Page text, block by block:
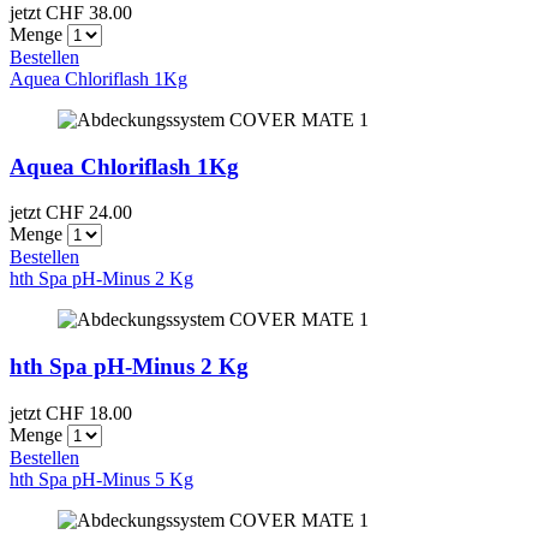
jetzt CHF 38.00
Menge
Bestellen
Aquea Chloriflash 1Kg
Aquea Chloriflash 1Kg
jetzt CHF 24.00
Menge
Bestellen
hth Spa pH-Minus 2 Kg
hth Spa pH-Minus 2 Kg
jetzt CHF 18.00
Menge
Bestellen
hth Spa pH-Minus 5 Kg